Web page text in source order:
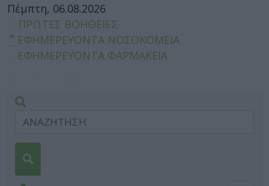
Πέμπτη, 06.08.2026
ΠΡΩΤΕΣ ΒΟΗΘΕΙΕΣ
ΕΦΗΜΕΡΕΥΟΝΤΑ ΝΟΣΟΚΟΜΕΙΑ
ΕΦΗΜΕΡΕΥΟΝΤΑ ΦΑΡΜΑΚΕΙΑ